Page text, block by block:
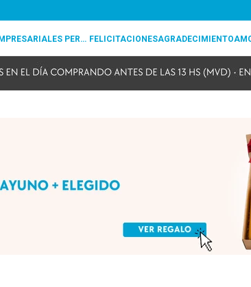
REGALOS EMPRESARIALES PERSONALIZADOS FELICITACIONESAGRADECIMIENTO